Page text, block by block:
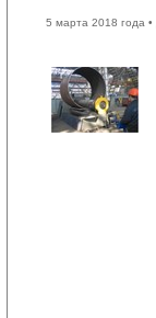
5 марта 2018 года •